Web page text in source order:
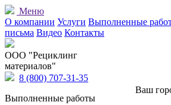
Меню
О компании Услуги Выполненные
письма Видео Контакты
OOO "Рециклинг
материалов"
8 (800) 707-31-35
Ваш
Выполненные работы